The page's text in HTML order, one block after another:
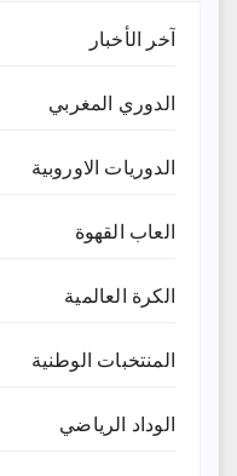
آخر الأخبار
الدوري المغربي
الدوريات الاوروبية
العاب القهوة
الكرة العالمية
المنتخبات الوطنية
الوداد الرياضي